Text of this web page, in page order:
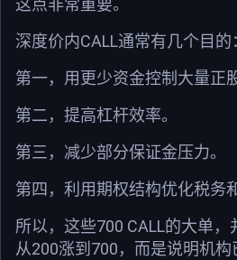
这点非常重要。
深度价内CALL通常有几个目的
第一，用更少资金控制大量正
第二，提高杠杆效率。
第三，减少部分保证金压力。
第四，利用期权结构优化税务
所以，这些700 CALL的大单，
从200涨到700，而是说明机